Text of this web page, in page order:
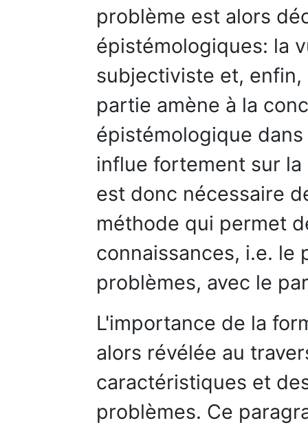
problème est alors
épistémologiques: la
subjectiviste et,
partie amène à la
épistémologique
influe fortement sur
est donc nécessaire
méthode qui permet
connaissances, i.e. le
problèmes, avec le
L'importance de la
alors révélée au
caractéristiques et
problèmes. Ce